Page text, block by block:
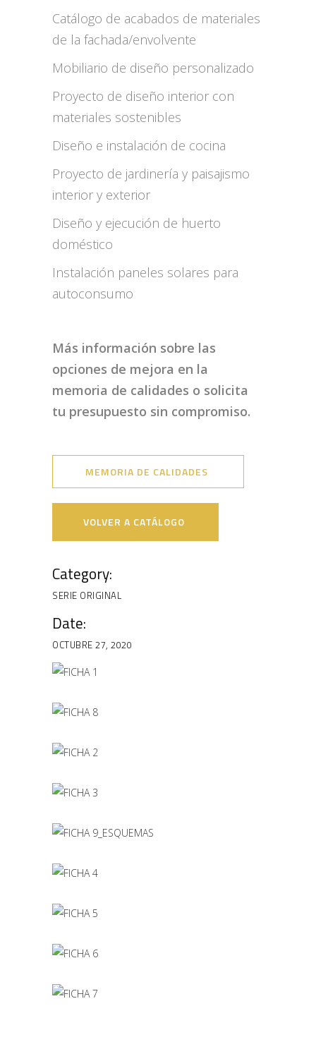
Catálogo de acabados de materiales
de la fachada/envolvente
Mobiliario de diseño personalizado
Proyecto de diseño interior con
materiales sostenibles
Diseño e instalación de cocina
Proyecto de jardinería y paisajismo
interior y exterior
Diseño y ejecución de huerto
doméstico
Instalación paneles solares para
autoconsumo
Más información sobre las
opciones de mejora en la
memoria de calidades o solicita
tu presupuesto sin compromiso.
MEMORIA DE CALIDADES
VOLVER A CATÁLOGO
Category:
SERIE ORIGINAL
Date:
OCTUBRE 27, 2020